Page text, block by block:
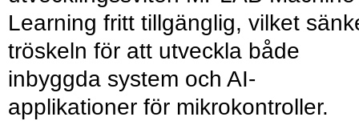
Learning fritt tillgänglig, vilket
tröskeln för att utveckla både
inbyggda system och AI-
applikationer för mikrokontroller.